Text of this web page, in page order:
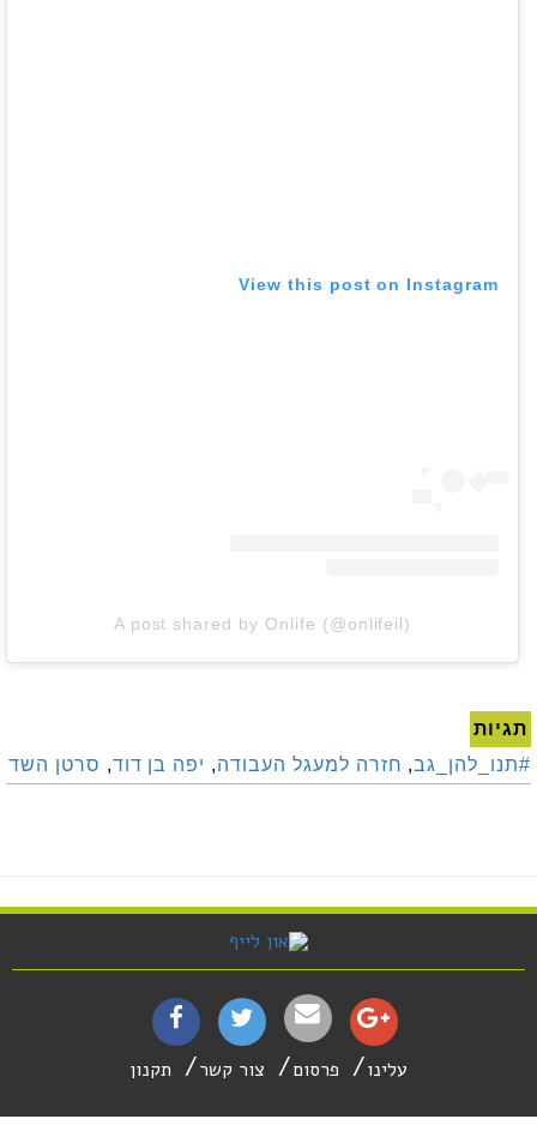
View this post on Instagram
A post shared by Onlife (@onlifeil)
תגיות
#תנו_להן_גב, חזרה למעגל העבודה, יפה בן דוד, סרטן השד
עלינו פרסום צור קשר תקנון